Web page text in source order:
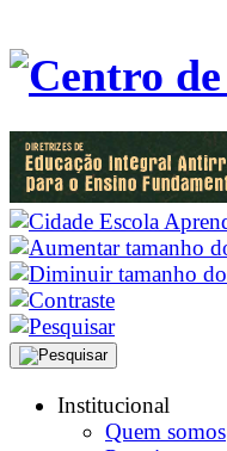
Institucional
Quem somos